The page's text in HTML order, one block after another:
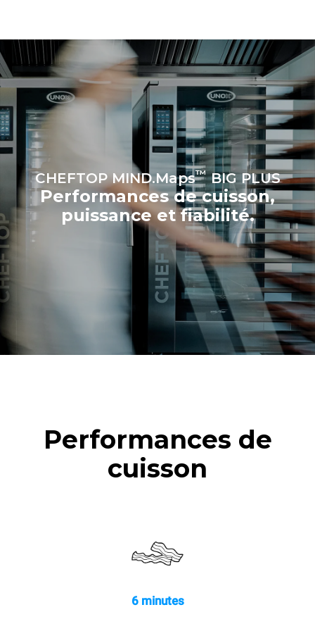
produite à partir de sources
renouvelables.Greenhouse
Gas Protocol
Estimation calculée sur la base
d'une utilisation quotidienne du
four (365 jours/an) :
6 pleines charges de
Estimation calculée sur la base
des nettoyages hebdomadaires
suivants (52 semaines/an) :
7 nettoyages longs
CHEFTOP MIND.Maps™BIG PLUS
Performances de cuisson,
puissance et fiabilité.
Performances de
cuisson
6 minutes